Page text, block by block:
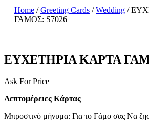
Home /Greeting Cards /Wedding /
ΓΑΜΟΣ: S7026
ΕΥΧΕΤΗΡΙΑ ΚΑΡΤΑ
Ask For Price
Λεπτομέρειες Κάρτας
Μπροστινό μήνυμα: Για το Γάμο σας Να